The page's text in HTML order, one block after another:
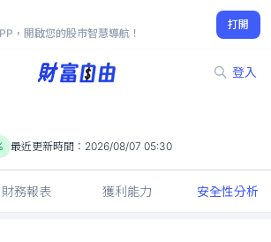
，開啟您的股市智慧導航！
打開
登入
72.20
-3.73%
最近更新時間： 2026/08/07 05:30
財務報表 獲利能力 安全性分析